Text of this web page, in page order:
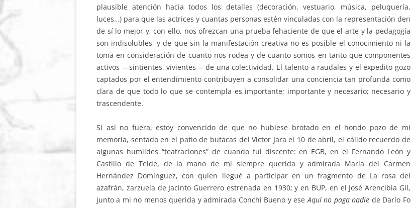
plausible atención hacia todos los detalles (decoración, vestuario, música, peluquería,
luces…) para que las actrices y cuantas personas estén vinculadas con la representación den
de sí lo mejor y, con ello, nos ofrezcan una prueba fehaciente de que el arte y la pedagogía
son indisolubles, y de que sin la manifestación creativa no es posible el conocimiento ni la
toma en consideración de cuanto nos rodea y de cuanto somos en tanto que componentes
activos —sintientes, vivientes— de una colectividad. El talento a raudales y el expedito gozo
captados por el entendimiento contribuyen a consolidar una conciencia tan profunda como
clara de que todo lo que se contempla es importante; importante y necesario; necesario y
trascendente.
Si así no fuera, estoy convencido de que no hubiese brotado en el hondo pozo de mi
memoria, sentado en el patio de butacas del Víctor Jara el 10 de abril, el cálido recuerdo de
algunas humildes “teatraciones” de cuando fui discente: en EGB, en el Fernando León y
Castillo de Telde, de la mano de mi siempre querida y admirada María del Carmen
Hernández Domínguez, con quien llegué a participar en un fragmento de La rosa del
azafrán, zarzuela de Jacinto Guerrero estrenada en 1930; y en BUP, en el José Arencibia Gil,
junto a mi no menos querida y admirada Conchi Bueno y eseAquí no paga nadie de Darío Fo